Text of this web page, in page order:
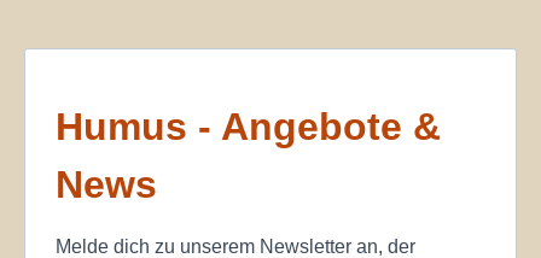
Humus - Angebote &
News
Melde dich zu unserem Newsletter an, der